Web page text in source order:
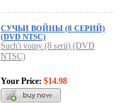
СУЧЬИ ВОЙНЫ (8 СЕРИЙ)
(DVD NTSC)
Such'i voiny (8 serii) (DVD
NTSC)
Your Price: $14.98